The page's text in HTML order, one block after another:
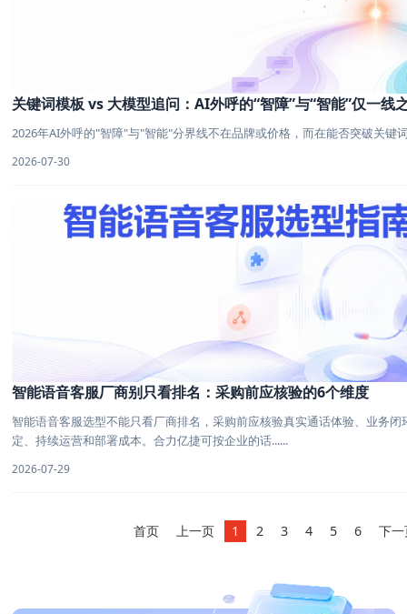
关键词模板 vs 大模型追问：AI外呼的“智障”与“智能”仅一线
2026年AI外呼的"智障"与"智能"分界线不在品牌或价格，而在能否突破关键
2026-07-30
智能语音客服厂商别只看排名：采购前应核验的6个维度
智能语音客服选型不能只看厂商排名，采购前应核验真实通话体验、业务
定、持续运营和部署成本。合力亿捷可按企业的话......
2026-07-29
首页 上一页 1 2 3 4 5 6 下